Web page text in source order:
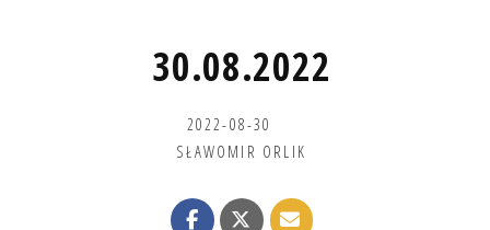
30.08.2022
2022-08-30
SŁAWOMIR ORLIK